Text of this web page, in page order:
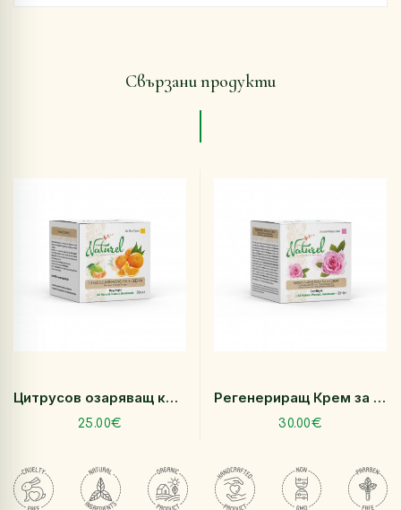
Свързани продукти
Цитрусов озаряващ крем за лице 30 мл
25.00€
Регенериращ Крем за лице Роза 30 мл
30.00€